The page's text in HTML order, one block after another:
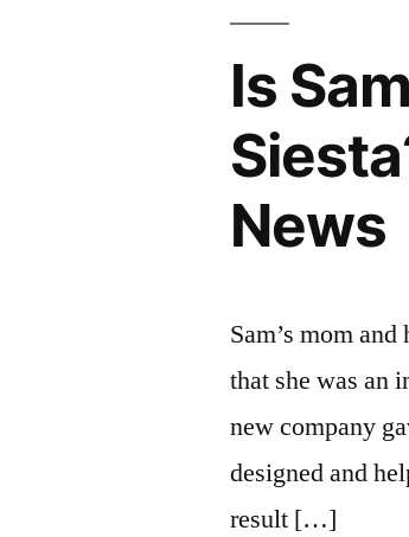
Is
News
Sam’s mom
that she was an
new company
designed and
result […]